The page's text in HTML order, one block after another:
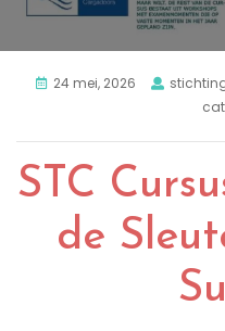
24 mei, 2026
STC
de